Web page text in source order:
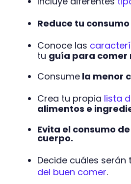
Reduce tu
Conoce las
tu guía para comer
Consume la menor
Crea tu propia lista
alimentos e
Evita el consumo
cuerpo.
Decide cuáles
del buen comer.